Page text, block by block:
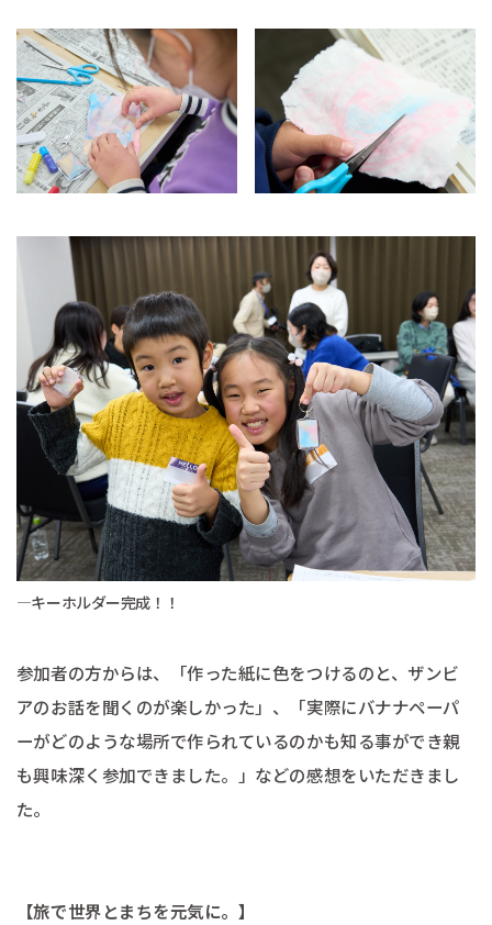
―キーホルダー完成！！ ​​​​​​​
参加者の方からは、「作った紙に色をつけるのと、ザンビ
アのお話を聞くのが楽しかった」、「実際にバナナペーパ
ーがどのような場所で作られているのかも知る事ができ親
も興味深く参加できました。」などの感想をいただきまし
た。
【旅で世界とまちを元気に。】